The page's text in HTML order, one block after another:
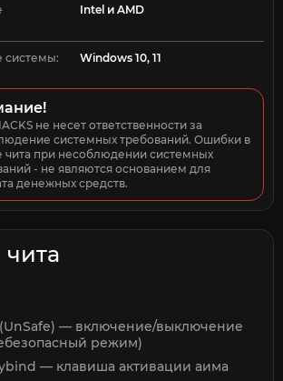
Intel и AMD
Windows 10, 11
не несет ответственности за
системных требований. Ошибки в
чита при несоблюдении системных
- не являются основанием для
денежных средств.
— включение/выключение
режим)
— клавиша активации аима